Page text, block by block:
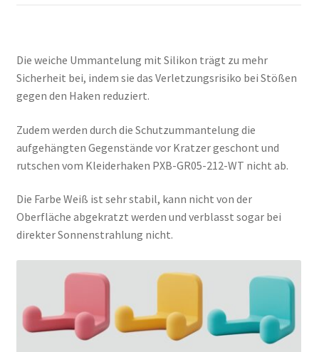
Die weiche Ummantelung mit Silikon trägt zu mehr
Sicherheit bei, indem sie das Verletzungsrisiko bei Stößen
gegen den Haken reduziert.
Zudem werden durch die Schutzummantelung die
aufgehängten Gegenstände vor Kratzer geschont und
rutschen vom Kleiderhaken PXB-GR05-212-WT nicht ab.
Die Farbe Weiß ist sehr stabil, kann nicht von der
Oberfläche abgekratzt werden und verblasst sogar bei
direkter Sonnenstrahlung nicht.